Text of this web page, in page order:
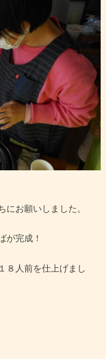
お願いしました。
が完成！
８人前を仕上げまし